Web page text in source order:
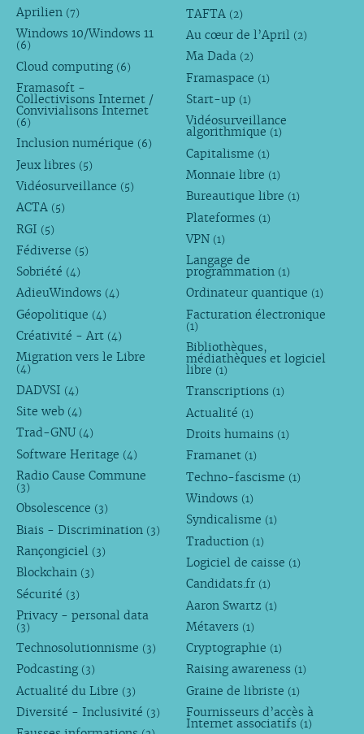
Aprilien (7)
Windows 10/Windows 11
(6)
Cloud computing (6)
Framasoft -
Collectivisons Internet /
Convivialisons Internet
(6)
Inclusion numérique (6)
Jeux libres (5)
Vidéosurveillance (5)
ACTA (5)
RGI (5)
Fédiverse (5)
Sobriété (4)
AdieuWindows (4)
Géopolitique (4)
Créativité - Art (4)
Migration vers le Libre
(4)
DADVSI (4)
Site web (4)
Trad-GNU (4)
Software Heritage (4)
Radio Cause Commune
(3)
Obsolescence (3)
Biais - Discrimination (3)
Rançongiciel (3)
Blockchain (3)
Sécurité (3)
Privacy - personal data
(3)
Technosolutionnisme (3)
Podcasting (3)
Actualité du Libre (3)
Diversité - Inclusivité (3)
TAFTA (2)
Au cœur de l’April (2)
Ma Dada (2)
Framaspace (1)
Start-up (1)
Vidéosurveillance
algorithmique (1)
Capitalisme (1)
Monnaie libre (1)
Bureautique libre (1)
Plateformes (1)
VPN (1)
Langage de
programmation (1)
Ordinateur quantique (1)
Facturation électronique
(1)
Bibliothèques,
médiathèques et logiciel
libre (1)
Transcriptions (1)
Actualité (1)
Droits humains (1)
Framanet (1)
Techno-fascisme (1)
Windows (1)
Syndicalisme (1)
Traduction (1)
Logiciel de caisse (1)
Candidats.fr (1)
Aaron Swartz (1)
Métavers (1)
Cryptographie (1)
Raising awareness (1)
Graine de libriste (1)
Fournisseurs d’accès à
Internet associatifs (1)